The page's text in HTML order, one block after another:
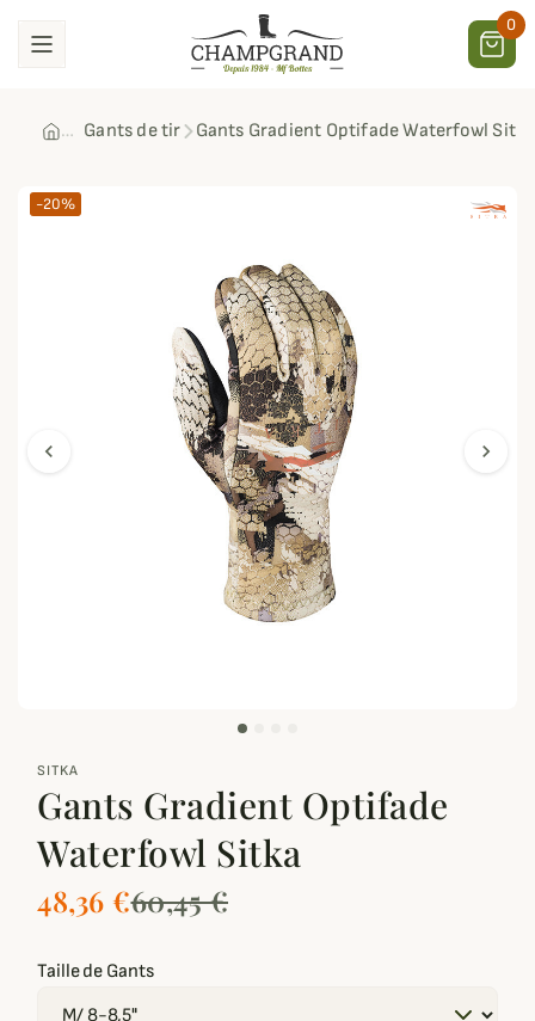
0
Gants de tir Gants Gradient Optifade Waterfowl Sitka
chevron_left chevron_right
-20%
SITKA
Gants Gradient Optifade
Waterfowl Sitka
48,36 €60,45 €
Taille de Gants